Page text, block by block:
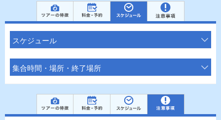
スケジュール
集合時間・場所・終了場所